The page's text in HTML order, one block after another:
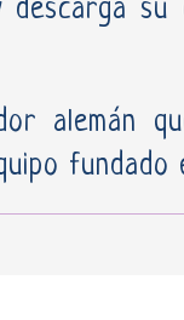
su
alemán
fundado